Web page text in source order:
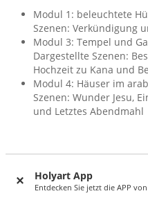
Holyart App
Entdecken Sie jetzt die APP
Modul 1: beleuchtete
Szenen: Verkündigung
Modul 3: Tempel und
Dargestellte Szenen:
Hochzeit zu Kana und
Modul 4: Häuser im
Szenen: Wunder Jesu,
und Letztes Abendmahl
Im erhöhten Bereich sind
links einzusetzen:
Modul 6: Tempel im